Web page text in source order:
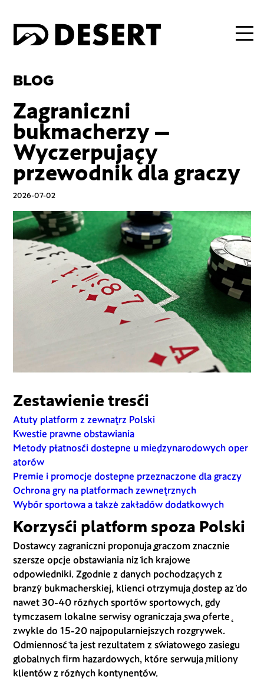
BLOG
Zagraniczni
bukmacherzy –
Wyczerpujący
przewodnik dla graczy
2026-07-02
Zestawienie treści
Atuty platform z zewnątrz Polski
Kwestie prawne obstawiania
Metody płatności dostępne u międzynarodowych oper
atorów
Premie i promocje dostępne przeznaczone dla graczy
Ochrona gry na platformach zewnętrznych
Wybór sportowa a także zakładów dodatkowych
Korzyści platform spoza Polski
Dostawcy zagraniczni proponują graczom znacznie
szersze opcje obstawiania niż ich krajowe
odpowiedniki. Zgodnie z danych pochodzących z
branży bukmacherskiej, klienci otrzymują dostęp aż do
nawet 30-40 różnych sportów sportowych, gdy
tymczasem lokalne serwisy ograniczają swą ofertę
zwykle do 15-20 najpopularniejszych rozgrywek.
Odmienność ta jest rezultatem z światowego zasięgu
globalnych firm hazardowych, które serwują miliony
klientów z różnych kontynentów.